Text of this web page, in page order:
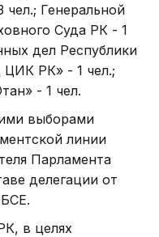
Генеральной
Суда РК - 1
дел Республики
ЦИК РК» - 1 чел.;
- 1 чел.
выборами
линии
Парламента
делегации от
в целях